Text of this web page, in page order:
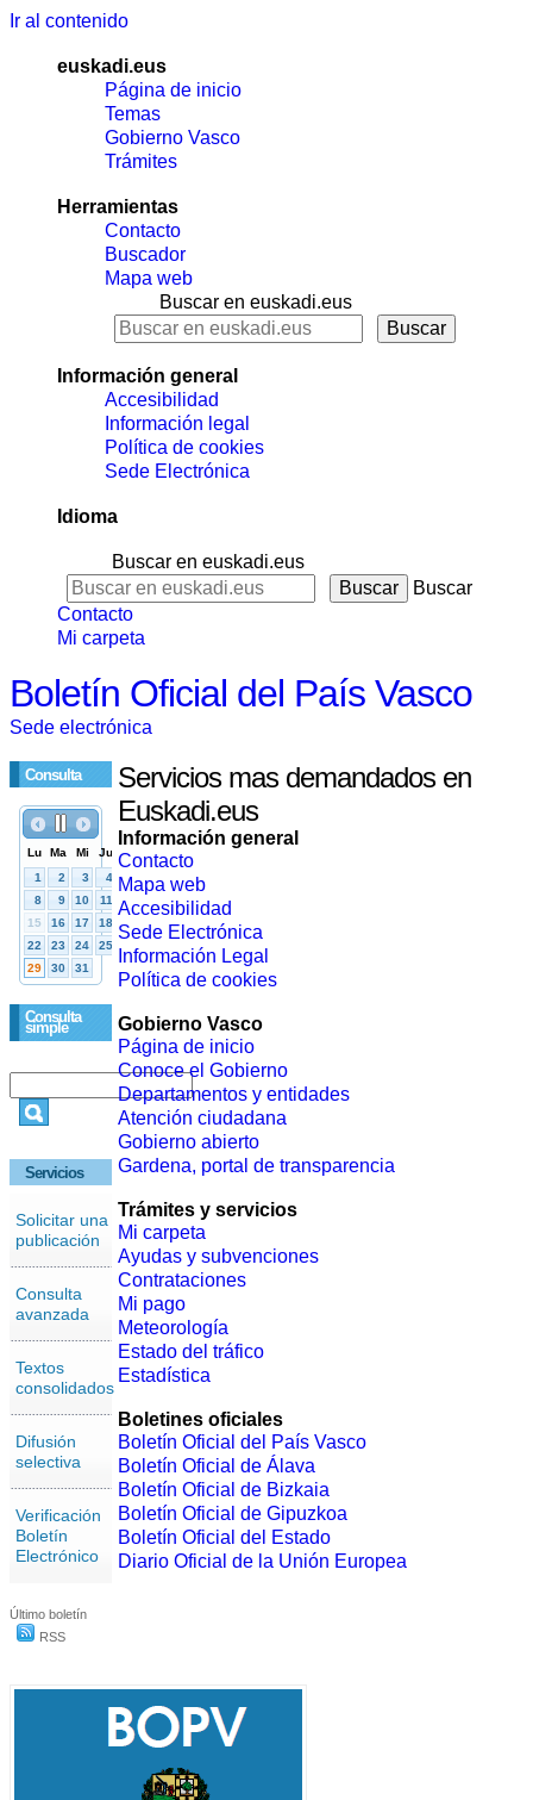
Ir al contenido
euskadi.eus
Página de inicio
Temas
Gobierno Vasco
Trámites
Herramientas
Contacto
Buscador
Mapa web
Buscar en euskadi.eus
Información general
Accesibilidad
Información legal
Política de cookies
Sede Electrónica
Idioma
Buscar en euskadi.eus
Buscar
Contacto
Mi carpeta
Boletín Oficial del País Vasco
Sede electrónica
Consulta
Consulta
simple
Servicios
Solicitar una
publicación
Consulta
avanzada
Textos
consolidados
Difusión
selectiva
Verificación
Boletín
Electrónico
Último boletín
RSS
Servicios mas demandados en
Euskadi.eus
Información general
Contacto
Mapa web
Accesibilidad
Sede Electrónica
Información Legal
Política de cookies
Gobierno Vasco
Página de inicio
Conoce el Gobierno
Departamentos y entidades
Atención ciudadana
Gobierno abierto
Gardena, portal de transparencia
Trámites y servicios
Mi carpeta
Ayudas y subvenciones
Contrataciones
Mi pago
Meteorología
Estado del tráfico
Estadística
Boletines oficiales
Boletín Oficial del País Vasco
Boletín Oficial de Álava
Boletín Oficial de Bizkaia
Boletín Oficial de Gipuzkoa
Boletín Oficial del Estado
Diario Oficial de la Unión Europea